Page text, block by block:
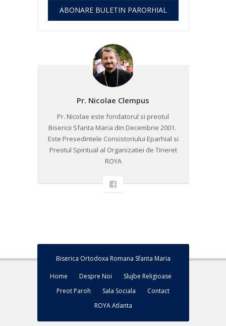
ABONARE BULETIN PARORHIAL
Pr. Nicolae Clempus
Pr. Nicolae este fondatorul si preotul
Bisericii Sfanta Maria din Decembrie 2001. ​
Este Presedintele Consistoriului Eparhial si
Preotul Spiritual al Organizatiei de Tineret
ROYA
Biserica Ortodoxa Romana Sfanta Maria
Home Despre Noi
Slujbe Religioase
Preot Paroh
Sala Sociala
Contact
ROYA Atlanta